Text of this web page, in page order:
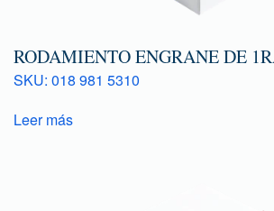
RODAMIENTO ENGRANE DE
SKU: 018 981 5310
Leer más